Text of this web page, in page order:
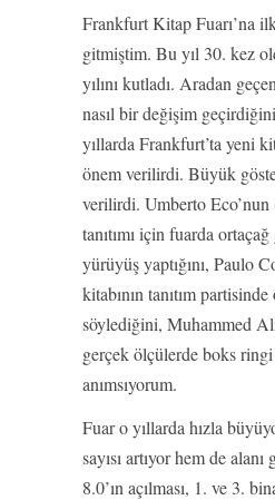
Frankfurt Kitap Fuarı’na
gitmiştim. Bu yıl 30. kez
yılını kutladı. Aradan
nasıl bir değişim
yıllarda Frankfurt’ta yeni
önem verilirdi. Büyük
verilirdi. Umberto Eco’nun
tanıtımı için fuarda
yürüyüş yaptığını, Paulo
kitabının tanıtım
söylediğini, Muhammed
gerçek ölçülerde boks
anımsıyorum.
Fuar o yıllarda hızla
sayısı artıyor hem de
8.0’ın açılması, 1. ve 3.